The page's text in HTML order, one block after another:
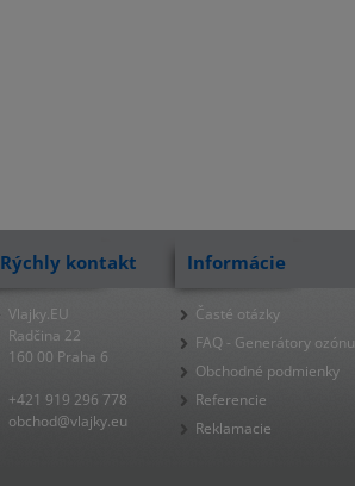
Rýchly kontakt
Vlajky.EU
Radčina 22
160 00 Praha 6
+421 919 296 778
obchod@vlajky.eu
Informácie
Časté otázky
FAQ - Generátory ozónu
Obchodné podmienky
Referencie
Reklamacie